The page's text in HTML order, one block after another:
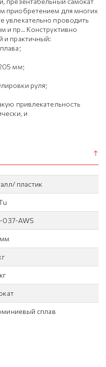
приобретением для многих
проводить
и пр.. Конструктивно
и практичный:
мм;
руля;
привлекательность
и
пластик
037-AWS
сплав